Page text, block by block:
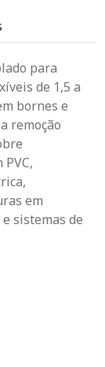
para
de 1,5 a
bornes e
remoção
em
sistemas de